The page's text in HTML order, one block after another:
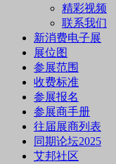
精彩视频
联系我们
新消费电子展
展位图
参展范围
收费标准
参展报名
参展商手册
往届展商列表
同期论坛2025
艾邦社区